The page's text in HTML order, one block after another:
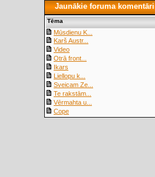
Jaunākie foruma komentāri
Tēma
Mūsdienu K...
Karš Austr...
Video
Otrā front...
Ikars
Liellopu k...
Sveicam Ze...
Te rakstām...
Vērmahta u...
Cope